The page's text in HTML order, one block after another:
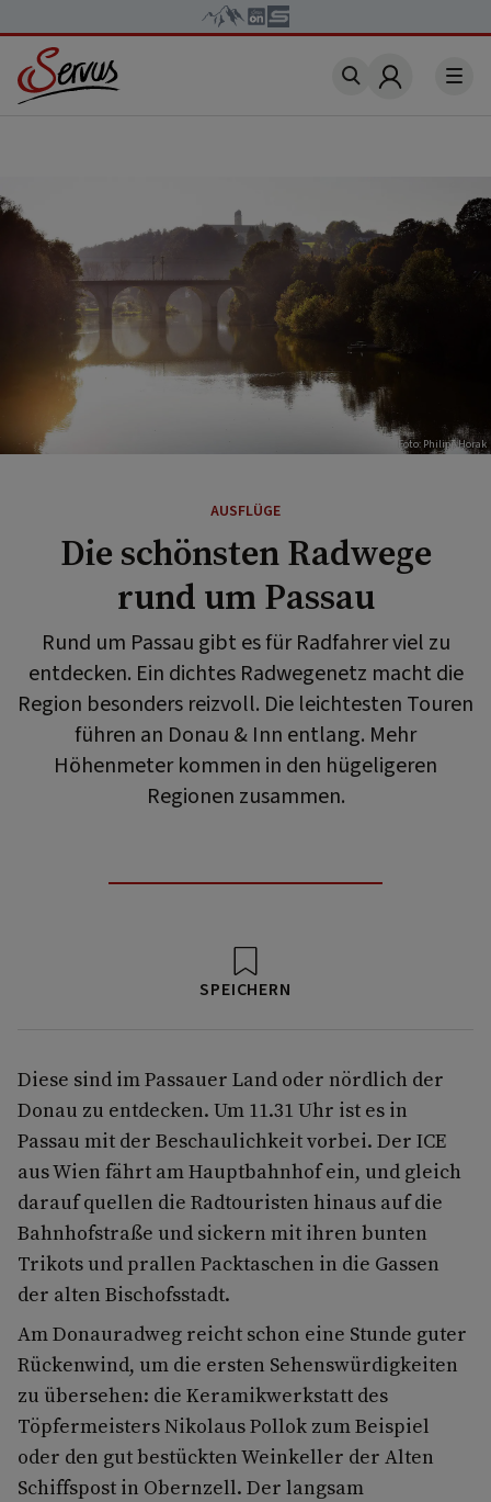
Account
Foto: Philipp Horak
AUSFLÜGE
Die schönsten Radwege
rund um Passau
Rund um Passau gibt es für Radfahrer viel zu
entdecken. Ein dichtes Radwegenetz macht die
Region besonders reizvoll. Die leichtesten Touren
führen an Donau & Inn entlang. Mehr
Höhenmeter kommen in den hügeligeren
Regionen zusammen.
SPEICHERN
Diese sind im Passauer Land oder nördlich der
Donau zu entdecken. Um 11.31 Uhr ist es in
Passau mit der Beschaulichkeit vorbei. Der ICE
aus Wien fährt am Hauptbahnhof ein, und gleich
darauf quellen die Radtouristen hinaus auf die
Bahnhofstraße und sickern mit ihren bunten
Trikots und prallen Packtaschen in die Gassen
der alten Bischofsstadt.
Am Donauradweg reicht schon eine Stunde guter
Rückenwind, um die ersten Sehenswürdigkeiten
zu übersehen: die Keramikwerkstatt des
Töpfermeisters Nikolaus Pollok zum Beispiel
oder den gut bestückten Weinkeller der Alten
Schiffspost in Obernzell. Der langsam